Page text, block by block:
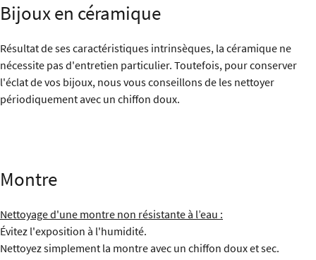
Bijoux en céramique
Résultat de ses caractéristiques intrinsèques, la céramique ne
nécessite pas d'entretien particulier. Toutefois, pour conserver
l'éclat de vos bijoux, nous vous conseillons de les nettoyer
périodiquement avec un chiffon doux.
Montre
Nettoyage d'une montre non résistante à l’eau :
Évitez l'exposition à l'humidité.
Nettoyez simplement la montre avec un chiffon doux et sec.